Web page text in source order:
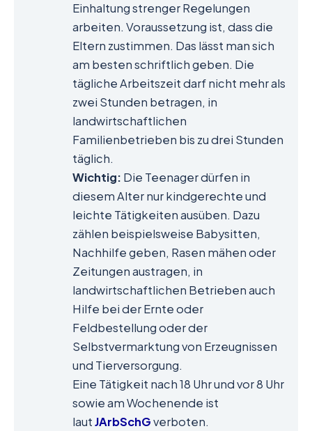
Einhaltung strenger Regelungen
arbeiten. Voraussetzung ist, dass die
Eltern zustimmen. Das lässt man sich
am besten schriftlich geben. Die
tägliche Arbeitszeit darf nicht mehr als
zwei Stunden betragen, in
landwirtschaftlichen
Familienbetrieben bis zu drei Stunden
täglich.
Wichtig: Die Teenager dürfen in
diesem Alter nur kindgerechte und
leichte Tätigkeiten ausüben. Dazu
zählen beispielsweise Babysitten,
Nachhilfe geben, Rasen mähen oder
Zeitungen austragen, in
landwirtschaftlichen Betrieben auch
Hilfe bei der Ernte oder
Feldbestellung oder der
Selbstvermarktung von Erzeugnissen
und Tierversorgung.
Eine Tätigkeit nach 18 Uhr und vor 8 Uhr
sowie am Wochenende ist
lautJArbSchGverboten.